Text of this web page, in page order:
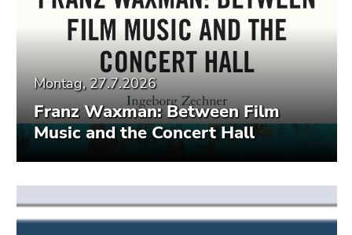
Montag, 27.7.2026
Franz Waxman: Between Film
Music and the Concert Hall